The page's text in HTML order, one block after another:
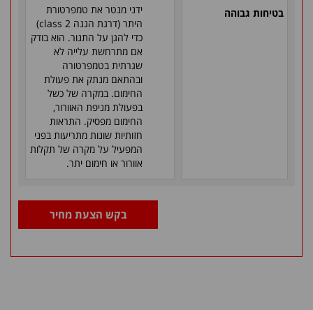
בטיחות גבוהה
ידני מנטר את טמפרטורת
היתר (דרגת הגנה class 2
)
כדי להגן על התנור. הוא בודק
אם מתרחשת עלייה לא
שגרתית בטמפרטורה
ובהתאם מנתק את פעולת
החימום. במקרה של כשל
בפעולת מניפת האוורור,
החימום מפסיק. התראות
חזותיות שונות מתריעות בפני
המפעיל על מקרה של תקלות
אוורור או חימום יתר.
בקש הצעת מחיר